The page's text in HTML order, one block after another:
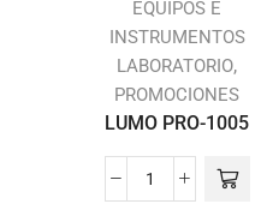
EQUIPOS E
INSTRUMENTOS
LABORATORIO,
PROMOCIONES
LUMO PRO-1005